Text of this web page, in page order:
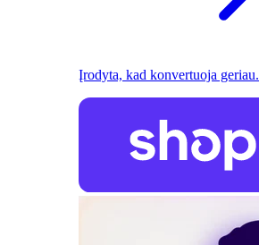
Įrodyta, kad konvertuoja geriau.